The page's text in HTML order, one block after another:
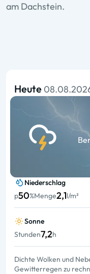
am Dachstein.
Heute
Niederschlag
p50%Menge2,1l/m²
Sonne
Stunden7,2h
Dichte Wolken und
Gewitterregen zu